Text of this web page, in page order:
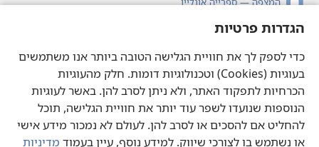
הגדרות פרטיות
כדי לספק לך את חוויית הגלישה הטובה ביותר אנו משתמשים
בעוגיות (Cookies) וטכנולוגיות דומות. חלק מהעוגיות
הכרחיות לתפקוד האתר, ולא ניתן לסרב להן. באשר לעוגיות
הנוספות שנועדו לשפר עוד יותר את חוויית הגלישה, תוכל
להחליט אם להסכים או לסרב להן. לעולם לא נמכור מידע אישי
או נשתמש בו לצורכי שיווק. למידע נוסף, עיין בעמוד מדיניות
(פותח
חדש) JW Hub
®
חלון
ספריית המצפה